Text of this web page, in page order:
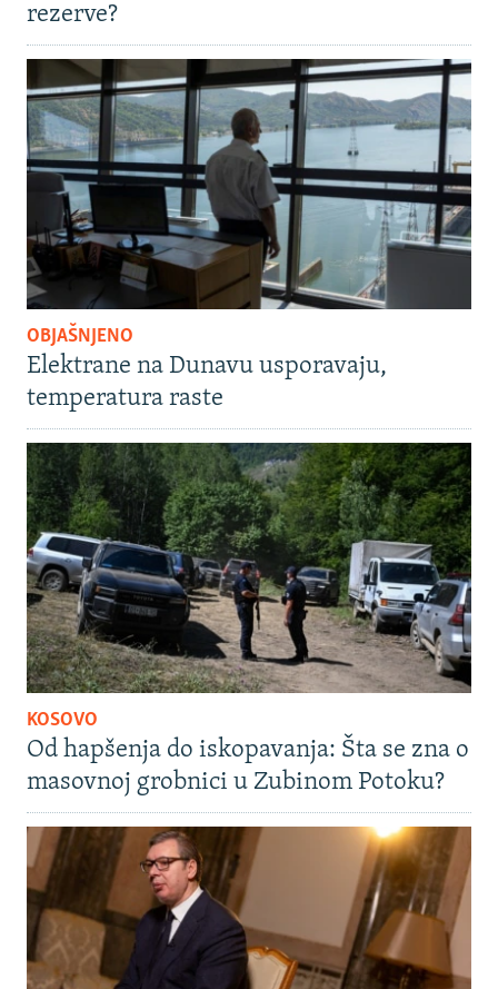
rezerve?
OBJAŠNJENO
Elektrane na Dunavu usporavaju,
temperatura raste
KOSOVO
Od hapšenja do iskopavanja: Šta se zna o
masovnoj grobnici u Zubinom Potoku?